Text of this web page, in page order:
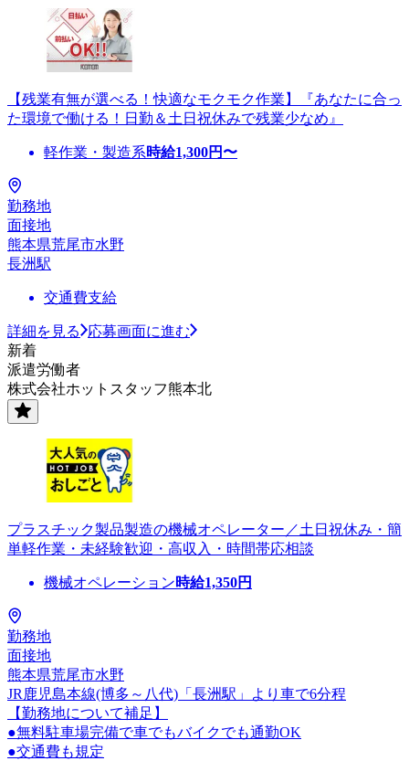
【残業有無が選べる！快適なモクモク作業】『あなたに合っ
た環境で働ける！日勤＆土日祝休みで残業少なめ』
軽作業・製造系時給1,300円〜
勤務地
面接地
熊本県荒尾市水野
長洲駅
交通費支給
詳細を見る
応募画面に進む
新着
派遣労働者
株式会社ホットスタッフ熊本北
プラスチック製品製造の機械オペレーター／土日祝休み・簡
単軽作業・未経験歓迎・高収入・時間帯応相談
機械オペレーション時給1,350円
勤務地
面接地
熊本県荒尾市水野
JR鹿児島本線(博多～八代)「長洲駅」より車で6分程
【勤務地について補足】
●無料駐車場完備で車でもバイクでも通勤OK
●交通費も規定